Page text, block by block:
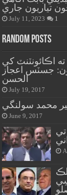
تياريون جاري
July 11, 2023 1
Random Posts
اڪائونٽنٽ کي
جسٽس اعجاز
الحسن
July 19, 2017
محمد سولنگي
June 9, 2017